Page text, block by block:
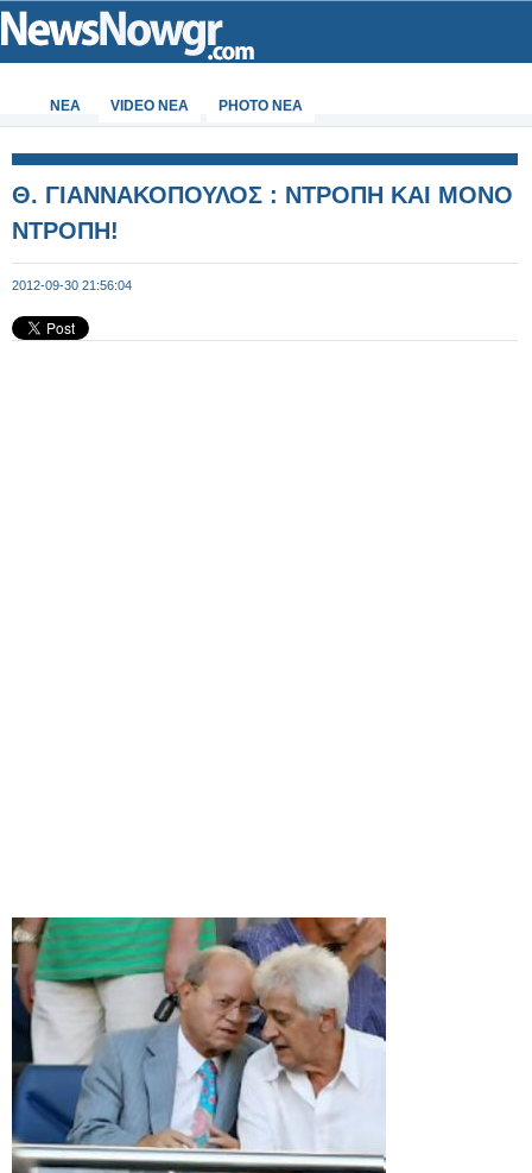
ΝΕΑ VIDEO NEA PHOTO NEA
Θ. ΓΙΑΝΝΑΚΟΠΟΥΛΟΣ : ΝΤΡΟΠΗ ΚΑΙ ΜΟΝΟ
ΝΤΡΟΠΗ!
2012-09-30 21:56:04